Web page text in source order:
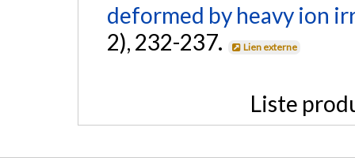
deformed by heavy ion
2), 232-237.
Lien externe
Liste